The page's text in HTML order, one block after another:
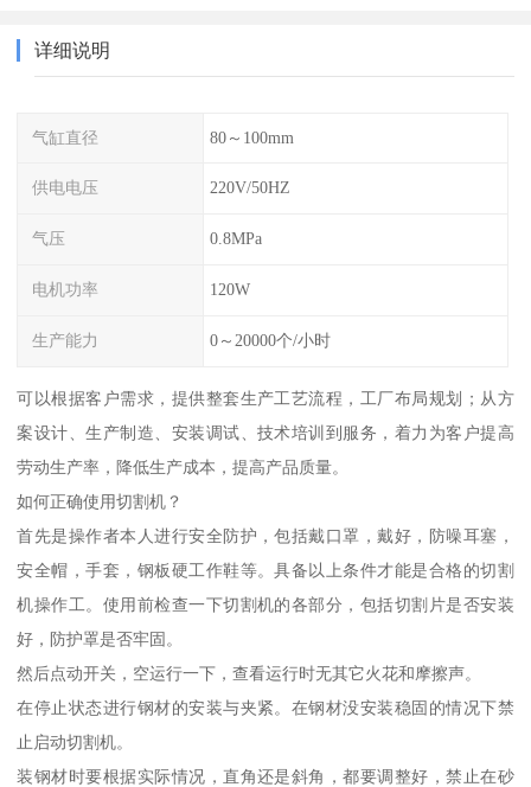
详细说明
气缸直径 80～100mm
供电电压 220V/50HZ
气压 0.8MPa
电机功率 120W
生产能力 0～20000个/小时
可以根据客户需求，提供整套生产工艺流程，工厂布局规划；从方
案设计、生产制造、安装调试、技术培训到服务，着力为客户提高
劳动生产率，降低生产成本，提高产品质量。
如何正确使用切割机？
首先是操作者本人进行安全防护，包括戴口罩，戴好，防噪耳塞，
安全帽，手套，钢板硬工作鞋等。具备以上条件才能是合格的切割
机操作工。使用前检查一下切割机的各部分，包括切割片是否安装
好，防护罩是否牢固。
然后点动开关，空运行一下，查看运行时无其它火花和摩擦声。
在停止状态进行钢材的安装与夹紧。在钢材没安装稳固的情况下禁
止启动切割机。
装钢材时要根据实际情况，直角还是斜角，都要调整好，禁止在砂